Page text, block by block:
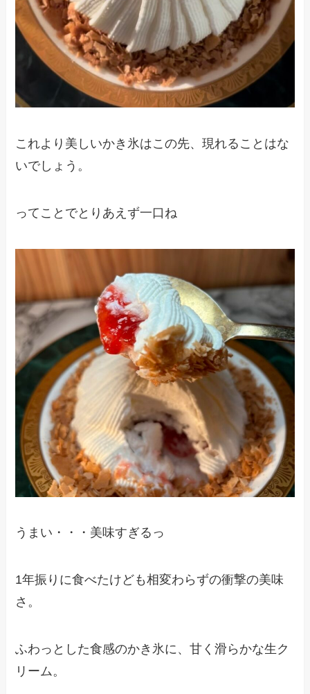
これより美しいかき氷はこの先、現れることはな
いでしょう。
ってことでとりあえず一口ね
うまい・・・美味すぎるっ
1年振りに食べたけども相変わらずの衝撃の美味
さ。
ふわっとした食感のかき氷に、甘く滑らかな生ク
リーム。